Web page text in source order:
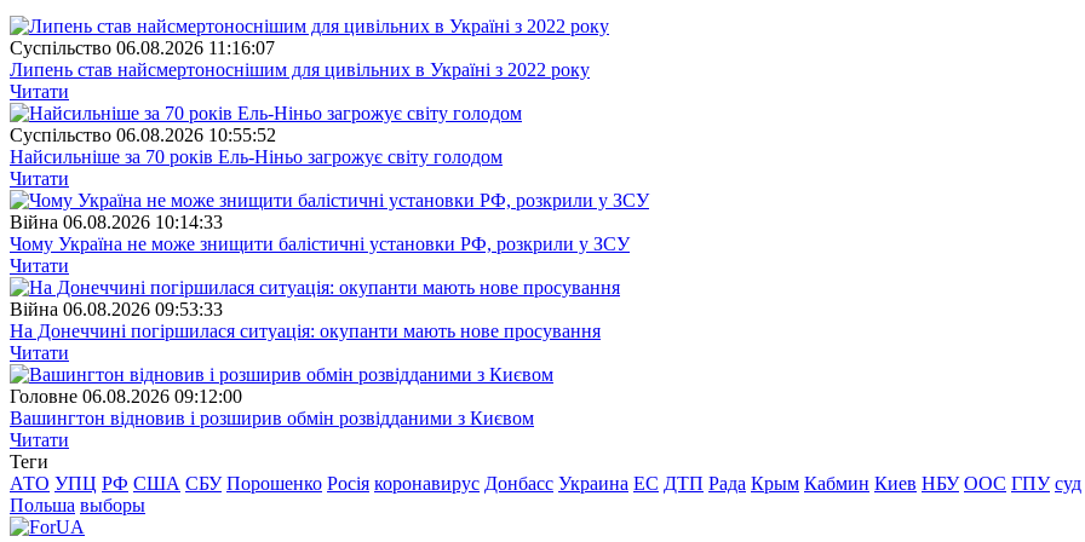
Суспiльство 06.08.2026 11:16:07
Липень став найсмертоноснішим для цивільних в Україні з 2022 року
Читати
Суспiльство 06.08.2026 10:55:52
Найсильніше за 70 років Ель-Ніньо загрожує світу голодом
Читати
Війна 06.08.2026 10:14:33
Чому Україна не може знищити балістичні установки РФ, розкрили у ЗСУ
Читати
Війна 06.08.2026 09:53:33
На Донеччині погіршилася ситуація: окупанти мають нове просування
Читати
Головне 06.08.2026 09:12:00
Вашингтон відновив і розширив обмін розвідданими з Києвом
Читати
Теги
АТО УПЦ РФ США СБУ Порошенко Росія коронавирус Донбасс Украина ЕС ДТП Рада Крым Кабмин Киев НБУ ООС ГПУ суд
Польша выборы